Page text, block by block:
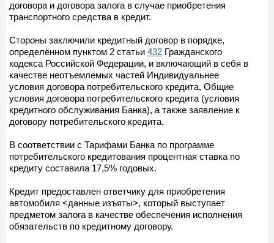
договора и договора залога в случае приобретения
транспортного средства в кредит.
Стороны заключили кредитный договор в порядке,
определённом пунктом 2 статьи 432 Гражданского
кодекса Российской Федерации, и включающий в себя в
качестве неотъемлемых частей Индивидуальнее
условия договора потребительского кредита, Общие
условия договора потребительского кредита (условия
кредитного обслуживания Банка), а также заявление к
договору потребительского кредита.
В соответствии с Тарифами Банка по программе
потребительского кредитования процентная ставка по
кредиту составила 17,5% годовых.
Кредит предоставлен ответчику для приобретения
автомобиля <данные изъяты>, который выступает
предметом залога в качестве обеспечения исполнения
обязательств по кредитному договору.